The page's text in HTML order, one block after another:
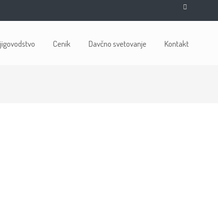
Cenik Davčno svetovanje Kontakt